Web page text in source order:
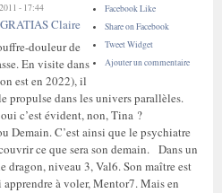
Facebook Like
Share on Facebook
Tweet Widget
Ajouter un commentaire
- 17:44
GRATIAS Claire
douleur de
En visite dans
est en 2022), il
propulse dans les univers parallèles.
c’est évident, non, Tina ?
Demain. C’est ainsi que le psychiatre
ce que sera son demain. Dans un
dragon, niveau 3, Val6. Son maître est
à voler, Mentor7. Mais en